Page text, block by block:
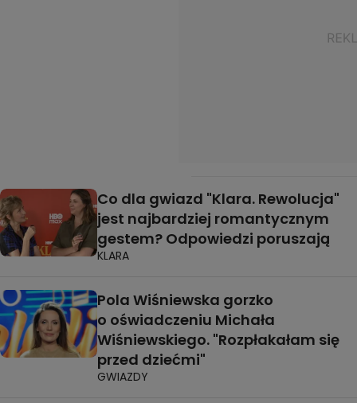
Co dla gwiazd "Klara. Rewolucja"
jest najbardziej romantycznym
gestem? Odpowiedzi poruszają
KLARA
Pola Wiśniewska gorzko
o oświadczeniu Michała
Wiśniewskiego. "Rozpłakałam się
przed dziećmi"
GWIAZDY